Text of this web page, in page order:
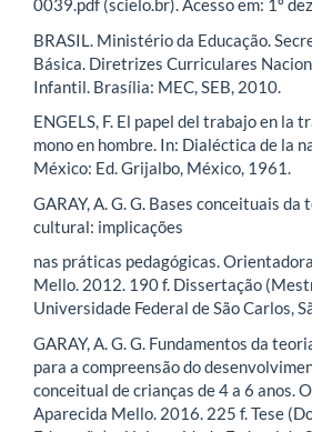
0039.pdf (scielo.br). Acesso em: 1º
BRASIL. Ministério da Educação.
Básica. Diretrizes Curriculares
Infantil. Brasília: MEC, SEB, 2010.
ENGELS, F. El papel del trabajo en la
mono en hombre. In: Dialéctica de la
México: Ed. Grijalbo, México, 1961.
GARAY, A. G. G. Bases conceituais
cultural: implicações
nas práticas pedagógicas.
Mello. 2012. 190 f. Dissertação
Universidade Federal de São Carlos,
GARAY, A. G. G. Fundamentos da
para a compreensão do
conceitual de crianças de 4 a 6 anos.
Aparecida Mello. 2016. 225 f. Tese